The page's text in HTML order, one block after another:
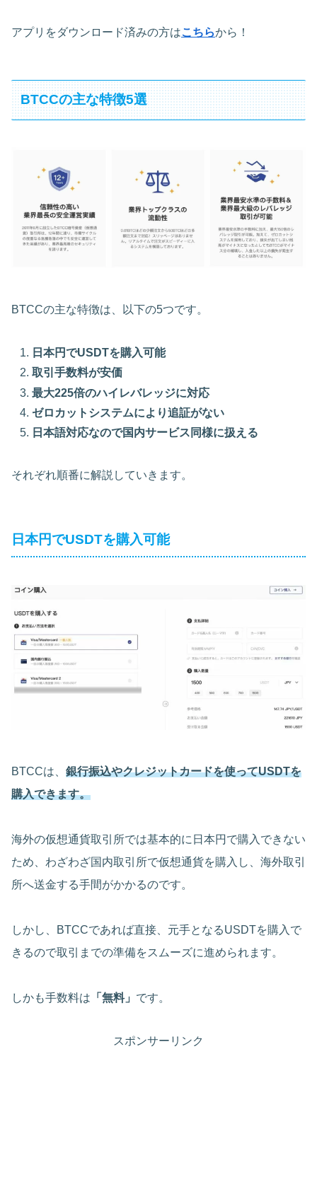
アプリをダウンロード済みの方はこちらから！
BTCCの主な特徴5選
BTCCの主な特徴は、以下の5つです。
日本円でUSDTを購入可能
取引手数料が安価
最大225倍のハイレバレッジに対応
ゼロカットシステムにより追証がない
日本語対応なので国内サービス同様に扱える
それぞれ順番に解説していきます。
日本円でUSDTを購入可能
BTCCは、 銀行振込やクレジットカードを使ってUSDTを
購入できます。
海外の仮想通貨取引所では基本的に日本円で購入できない
ため、わざわざ国内取引所で仮想通貨を購入し、海外取引
所へ送金する手間がかかるのです。
しかし、BTCCであれば直接、元手となるUSDTを購入で
きるので取引までの準備をスムーズに進められます。
しかも手数料は 「無料」 です。
スポンサーリンク